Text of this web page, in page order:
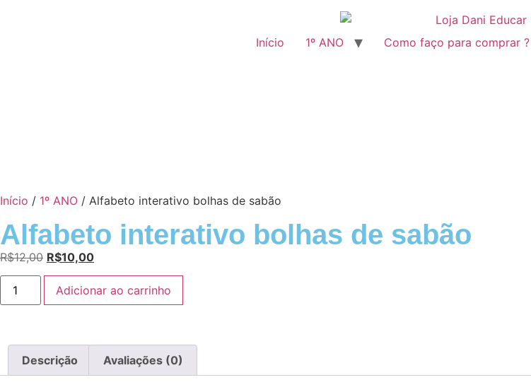
Início 1º ANO Como faço para comprar ?
Início / 1º ANO / Alfabeto interativo bolhas de sabão
Alfabeto interativo bolhas de sabão
R$12,00 R$10,00
Adicionar ao carrinho
Descrição Avaliações (0)